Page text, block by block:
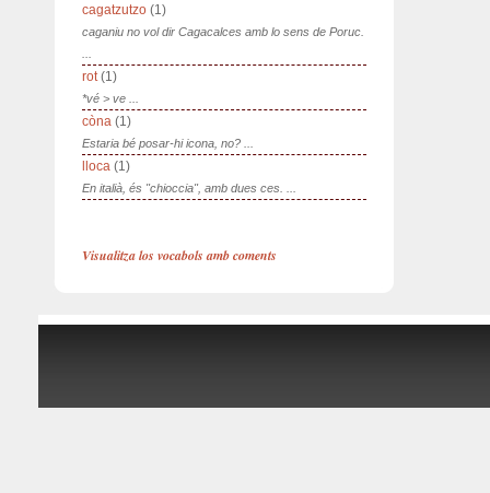
cagatzutzo (1)
caganiu no vol dir Cagacalces amb lo sens de Poruc.
rot(1)
*vé > ve ...
còna (1)
Estaria bé posar-hi icona, no? ...
lloca (1)
En italià, és "chioccia", amb dues ces. ...
Visualitza los vocabols amb coments